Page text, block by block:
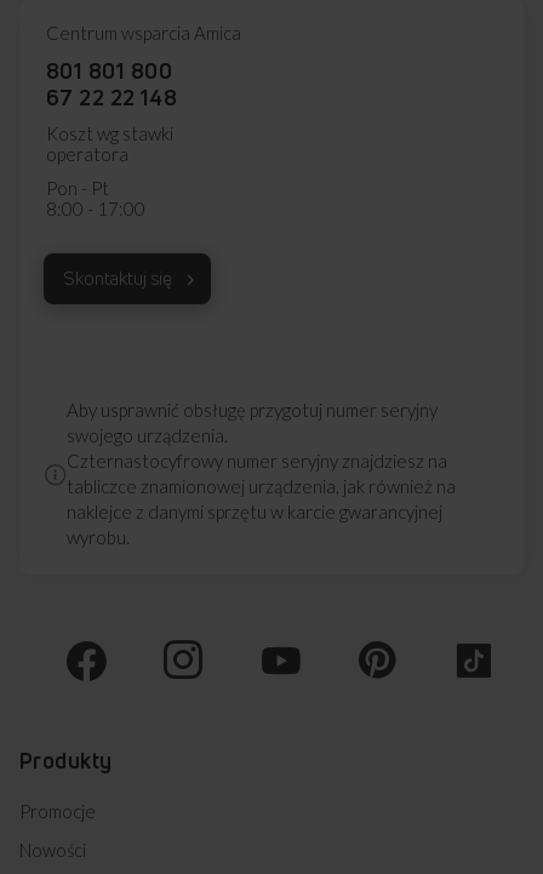
Centrum wsparcia Amica
801 801 800
67 22 22 148
Koszt wg stawki
operatora
Pon - Pt
8:00 - 17:00
Skontaktuj się
Aby usprawnić obsługę przygotuj numer seryjny
swojego urządzenia.
Czternastocyfrowy numer seryjny znajdziesz na
tabliczce znamionowej urządzenia, jak również na
naklejce z danymi sprzętu w karcie gwarancyjnej
wyrobu.
Produkty
Promocje
Nowości